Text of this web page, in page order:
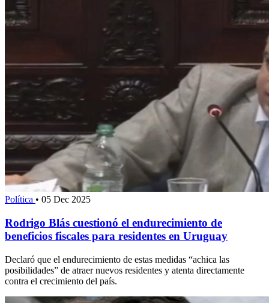
Política • 05 Dec 2025
Rodrigo Blás cuestionó el endurecimiento de
beneficios fiscales para residentes en Uruguay
Declaró que el endurecimiento de estas medidas “achica las
posibilidades” de atraer nuevos residentes y atenta directamente
contra el crecimiento del país.